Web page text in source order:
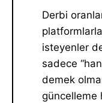
Derbi
isteyenler
sadece
demek
güncelleme